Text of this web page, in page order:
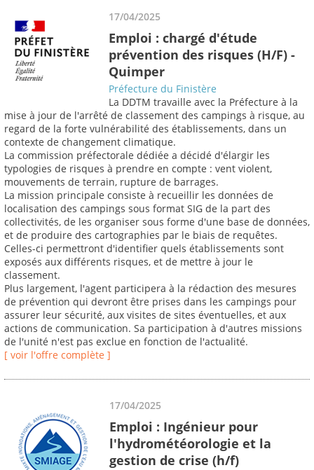
17/04/2025
Emploi : chargé d'étude
prévention des risques (H/F) -
Quimper
Préfecture du Finistère
La DDTM travaille avec la Préfecture à la
mise à jour de l'arrêté de classement des campings à risque, au
regard de la forte vulnérabilité des établissements, dans un
contexte de changement climatique.
La commission préfectorale dédiée a décidé d'élargir les
typologies de risques à prendre en compte : vent violent,
mouvements de terrain, rupture de barrages.
La mission principale consiste à recueillir les données de
localisation des campings sous format SIG de la part des
collectivités, de les organiser sous forme d'une base de données,
et de produire des cartographies par le biais de requêtes.
Celles-ci permettront d'identifier quels établissements sont
exposés aux différents risques, et de mettre à jour le
classement.
Plus largement, l'agent participera à la rédaction des mesures
de prévention qui devront être prises dans les campings pour
assurer leur sécurité, aux visites de sites éventuelles, et aux
actions de communication. Sa participation à d'autres missions
de l'unité n'est pas exclue en fonction de l'actualité.
[ voir l'offre complète ]
17/04/2025
Emploi : Ingénieur pour
l'hydrométéorologie et la
gestion de crise (h/f)